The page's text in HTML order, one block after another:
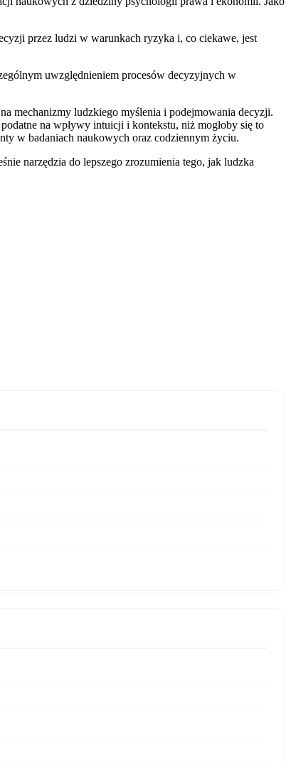
przez ludzi w warunkach ryzyka i, co ciekawe, jest
uwzględnieniem procesów decyzyjnych w
mechanizmy ludzkiego myślenia i podejmowania decyzji.
na wpływy intuicji i kontekstu, niż mogłoby się to
w badaniach naukowych oraz codziennym życiu.
narzędzia do lepszego zrozumienia tego, jak ludzka